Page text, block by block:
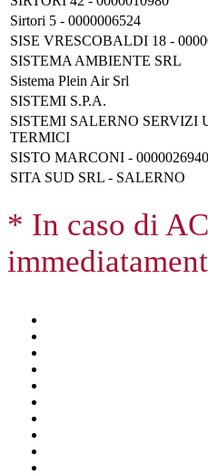
Sirtori 5 - 0000006524
SISE VRESCOBALDI 18 -
SISTEMA AMBIENTE SRL
Sistema Plein Air Srl
SISTEMI S.P.A.
SISTEMI SALERNO SERVIZI
TERMICI
SISTO MARCONI - 0000026940
SITA SUD SRL - SALERNO
* In caso di